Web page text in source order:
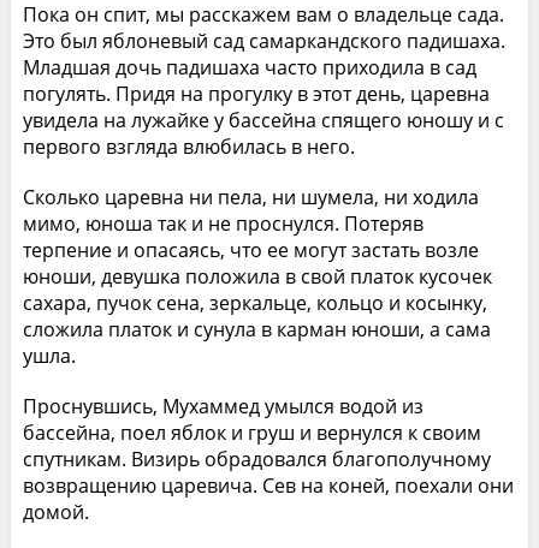
Пока он спит, мы расскажем вам о владельце сада.
Это был яблоневый сад самаркандского падишаха.
Младшая дочь падишаха часто приходила в сад
погулять. Придя на прогулку в этот день, царевна
увидела на лужайке у бассейна спящего юношу и с
первого взгляда влюбилась в него.
Сколько царевна ни пела, ни шумела, ни ходила
мимо, юноша так и не проснулся. Потеряв
терпение и опасаясь, что ее могут застать возле
юноши, девушка положила в свой платок кусочек
сахара, пучок сена, зеркальце, кольцо и косынку,
сложила платок и сунула в карман юноши, а сама
ушла.
Проснувшись, Мухаммед умылся водой из
бассейна, поел яблок и груш и вернулся к своим
спутникам. Визирь обрадовался благополучному
возвращению царевича. Сев на коней, поехали они
домой.